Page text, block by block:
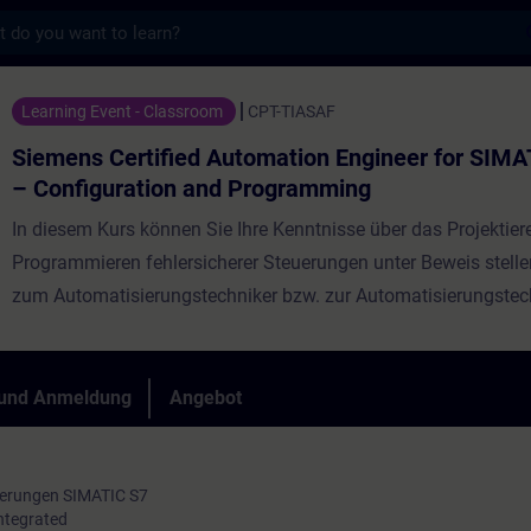
Automation Engineer for SIMATIC
Learning Event - Classroom CPT-TIASAF
Siemens Certified Automation Engineer for
– Configuration and Programming
In diesem Kurs können Sie Ihre Kenntnisse über das
Programmieren fehlersicherer Steuerungen unter Beweis
zum Automatisierungstechniker bzw. zur
einem kurzen Theorieteil wiederholt. Im Anschluss folgt eine
Theoriefragen.
Anmeldung Angebot
SIMATIC S7